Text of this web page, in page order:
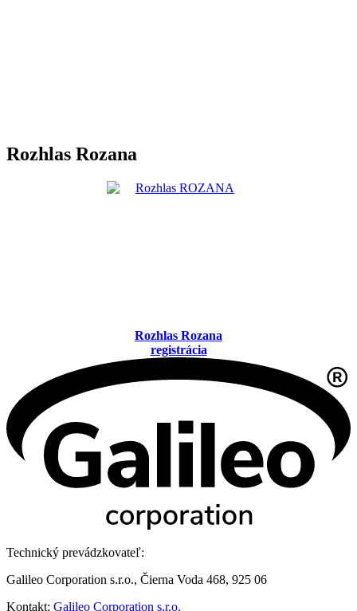
Rozhlas Rozana
Rozhlas Rozana
registrácia
Technický prevádzkovateľ:
Galileo Corporation s.r.o., Čierna Voda 468, 925 06
Kontakt: Galileo Corporation s.r.o.